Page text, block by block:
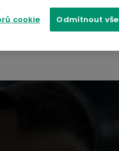
Kontaktujte nás
cookie Odmítnout vše